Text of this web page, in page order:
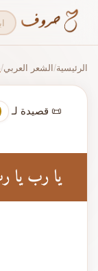
الرئيسية/الشعر العربي/
📜 قصيدة لـ
يا رب يا